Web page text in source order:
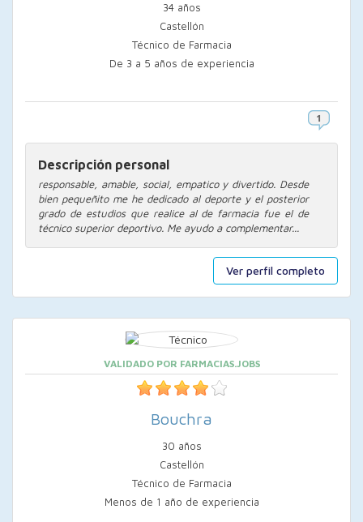
Ver perfil completo
34 años
Castellón
Técnico de Farmacia
De 3 a 5 años de experiencia
Descripción personal
responsable, amable, social, empatico y divertido. Desde
bien pequeñito me he dedicado al deporte y el posterior
grado de estudios que realice al de farmacia fue el de
técnico superior deportivo. Me ayudo a complementar...
VALIDADO POR FARMACIAS.JOBS
Bouchra
30 años
Castellón
Técnico de Farmacia
Menos de 1 año de experiencia